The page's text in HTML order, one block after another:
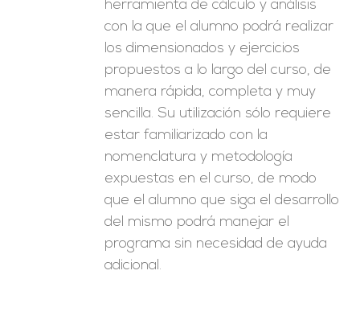
herramienta de cálculo y análisis
con la que el alumno podrá realizar
los dimensionados y ejercicios
propuestos a lo largo del curso, de
manera rápida, completa y muy
sencilla. Su utilización sólo requiere
estar familiarizado con la
nomenclatura y metodología
expuestas en el curso, de modo
que el alumno que siga el desarrollo
del mismo podrá manejar el
programa sin necesidad de ayuda
adicional.